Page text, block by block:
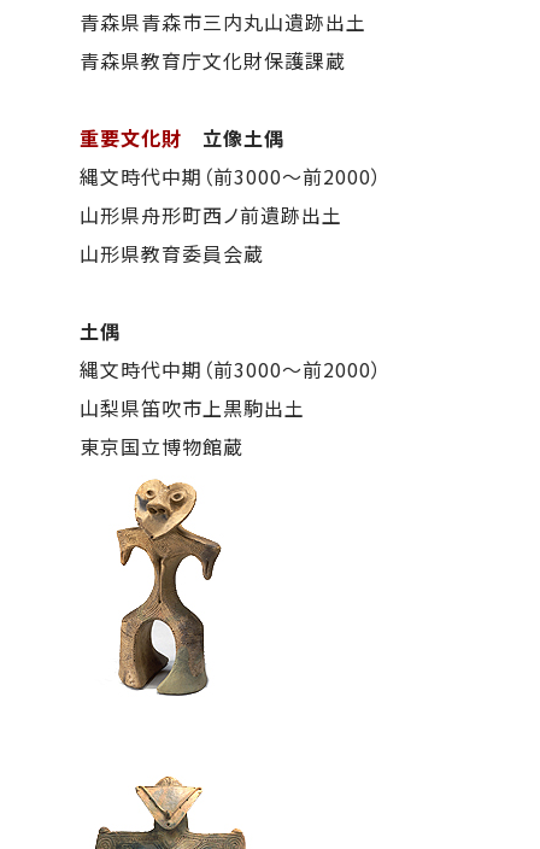
青森県青森市三内丸山遺跡出土
青森県教育庁文化財保護課蔵
重要文化財 立像土偶
縄文時代中期（前3000～前2000）
山形県舟形町西ノ前遺跡出土
山形県教育委員会蔵
土偶
縄文時代中期（前3000～前2000）
山梨県笛吹市上黒駒出土
東京国立博物館蔵